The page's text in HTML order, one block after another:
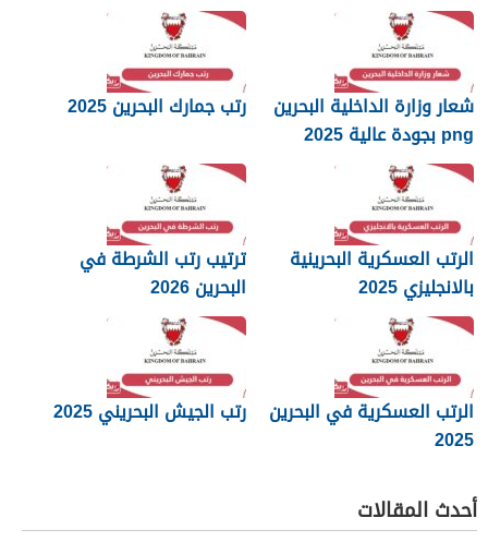
شعار وزارة الداخلية البحرين
png بجودة عالية 2025
رتب جمارك البحرين 2025
الرتب العسكرية البحرينية
بالانجليزي 2025
ترتيب رتب الشرطة في
البحرين 2026
الرتب العسكرية في البحرين
2025
رتب الجيش البحريني 2025
أحدث المقالات